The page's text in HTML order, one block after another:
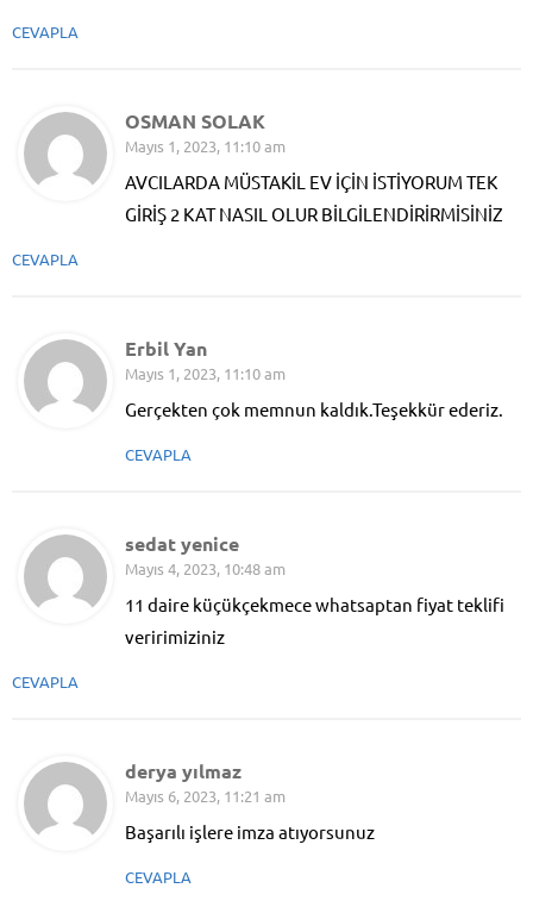
CEVAPLA
OSMAN SOLAK
Mayıs 1, 2023, 11:10 am
AVCILARDA MÜSTAKİL EV İÇİN İSTİYORUM TEK
GİRİŞ 2 KAT NASIL OLUR BİLGİLENDİRİRMİSİNİZ
CEVAPLA
Erbil Yan
Mayıs 1, 2023, 11:10 am
Gerçekten çok memnun kaldık.Teşekkür ederiz.
CEVAPLA
sedat yenice
Mayıs 4, 2023, 10:48 am
11 daire küçükçekmece whatsaptan fiyat teklifi
veririmiziniz
CEVAPLA
derya yılmaz
Mayıs 6, 2023, 11:21 am
Başarılı işlere imza atıyorsunuz
CEVAPLA